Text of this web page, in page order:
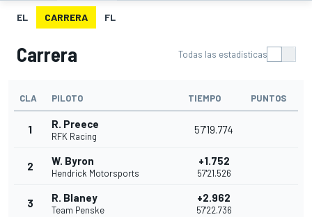
EL CARRERA FL
Carrera Todas las estadísticas
CLA PILOTO TIEMPO PUNTOS
1 R. Preece
RFK Racing
57'19.774
2 W. Byron
Hendrick Motorsports
+1.752
57'21.526
3 R. Blaney
Team Penske
+2.962
57'22.736